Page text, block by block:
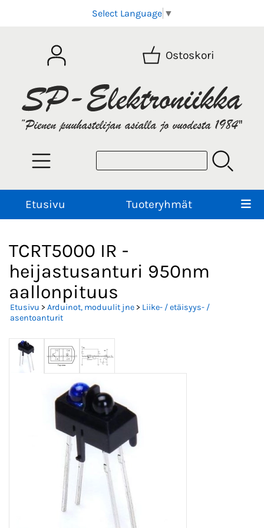
Select Language ▼
Ostoskori
Etusivu Tuoteryhmät
TCRT5000 IR -
heijastusanturi 950nm
aallonpituus
Etusivu > Arduinot, moduulit jne> Liike- / etäisyys- /
asentoanturit